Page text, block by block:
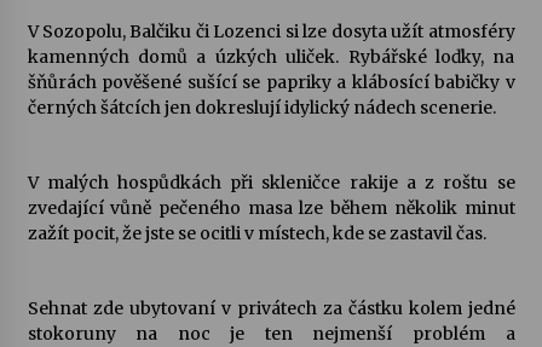
V Sozopolu, Balčiku či Lozenci si lze dosyta užít atmosféry
kamenných domů a úzkých uliček. Rybářské loďky, na
šňůrách pověšené sušící se papriky a klábosící babičky v
černých šátcích jen dokreslují idylický nádech scenerie.
V malých hospůdkách při skleničce rakije a z roštu se
zvedající vůně pečeného masa lze během několik minut
zažít pocit, že jste se ocitli v místech, kde se zastavil čas.
Sehnat zde ubytovaní v privátech za částku kolem jedné
stokoruny na noc je ten nejmenší problém a